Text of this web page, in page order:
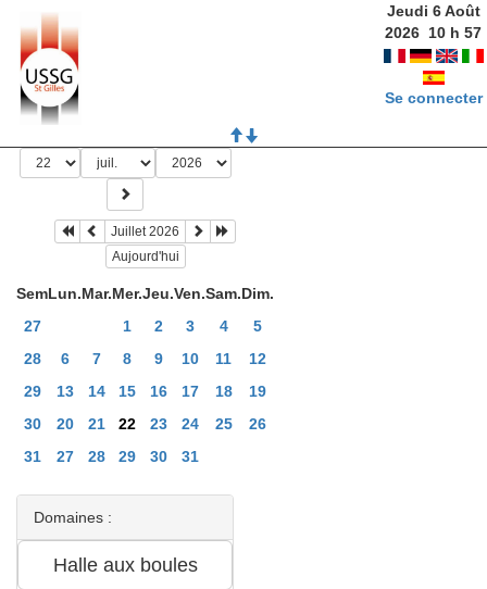
Jeudi 6 Août
2026 10 h57
Se connecter
Juillet 2026
Aujourd'hui
SemLun.Mar.Mer.Jeu.Ven.Sam.Dim.
27
1 2 3 4
5
28
6 7 8 9 10 11
12
29
13 14 15 16 17 18
19
30
20 21 22 23 24 25
26
31
27 28 29 30 31
Domaines :